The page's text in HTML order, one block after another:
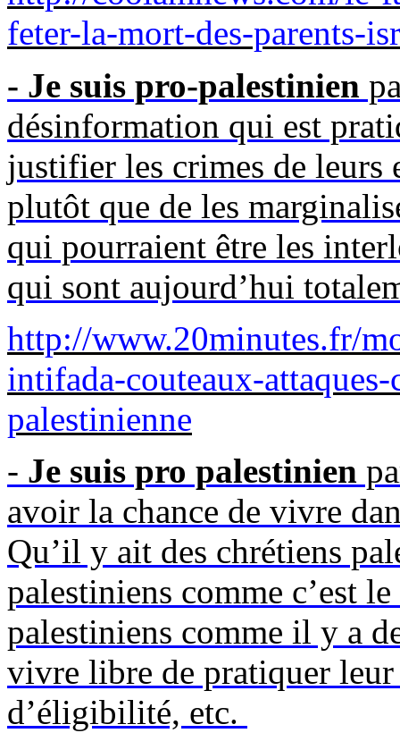
feter-la-mort-des-parents-
- Je suis pro-palestinien
désinformation qui est
justifier les crimes de leurs
plutôt que de les
qui pourraient être les
qui sont aujourd’hui
http://www.20minutes.fr/
intifada-couteaux-attaques-
palestinienne
- Je suis pro palestinien
avoir la chance de vivre
Qu’il y ait des chrétiens
palestiniens comme c’est
palestiniens comme il y a
vivre libre de pratiquer
d’éligibilité, etc.